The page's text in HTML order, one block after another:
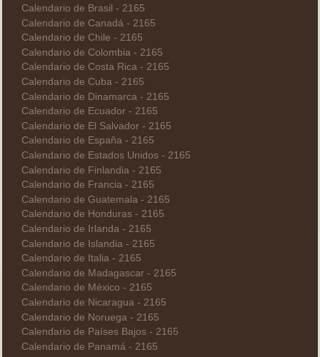
Calendario de Brasil - 2165
Calendario de Canadá - 2165
Calendario de Chile - 2165
Calendario de Colombia - 2165
Calendario de Costa Rica - 2165
Calendario de Cuba - 2165
Calendario de Dinamarca - 2165
Calendario de Ecuador - 2165
Calendario de El Salvador - 2165
Calendario de España - 2165
Calendario de Estados Unidos - 2165
Calendario de Finlandia - 2165
Calendario de Francia - 2165
Calendario de Guatemala - 2165
Calendario de Honduras - 2165
Calendario de Irlanda - 2165
Calendario de Islandia - 2165
Calendario de Italia - 2165
Calendario de Madagascar - 2165
Calendario de México - 2165
Calendario de Nicaragua - 2165
Calendario de Noruega - 2165
Calendario de Países Bajos - 2165
Calendario de Panamá - 2165